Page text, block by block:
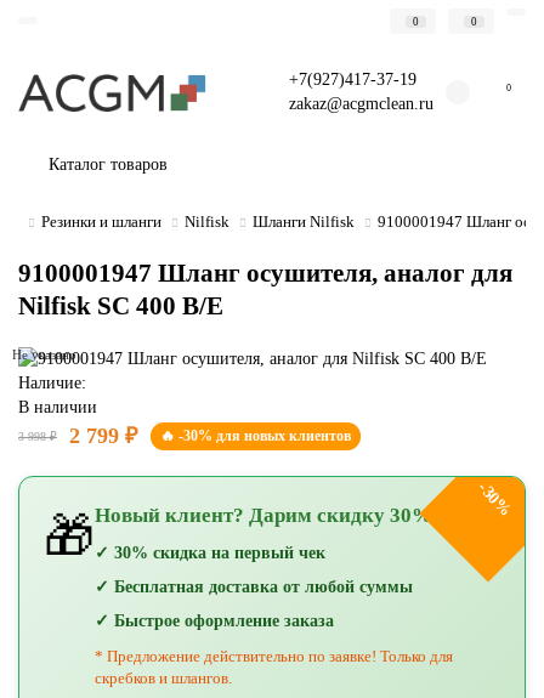
0 0
+7(927)417-37-19
zakaz@acgmclean.ru
0
Каталог товаров
Резинки и шланги Nilfisk Шланги Nilfisk 9100001947 Шланг
9100001947 Шланг осушителя, аналог для
Nilfisk SC 400 B/E
Не указано
Наличие:
В наличии
3 998 ₽ 2 799 ₽ 🔥 -30% для новых клиентов
-30%
🎁Новый клиент? Дарим скидку 30%!
✓ 30% скидка на первый чек
✓ Бесплатная доставка от любой суммы
✓ Быстрое оформление заказа
* Предложение действительно по заявке! Только для
скребков и шлангов.